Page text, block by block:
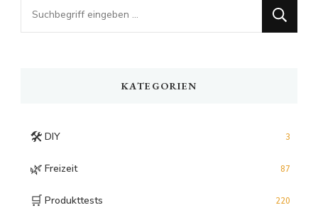
Looking
for
KATEGORIEN
🛠️ DIY 3
🌿 Freizeit 87
🛒 Produkttests 220